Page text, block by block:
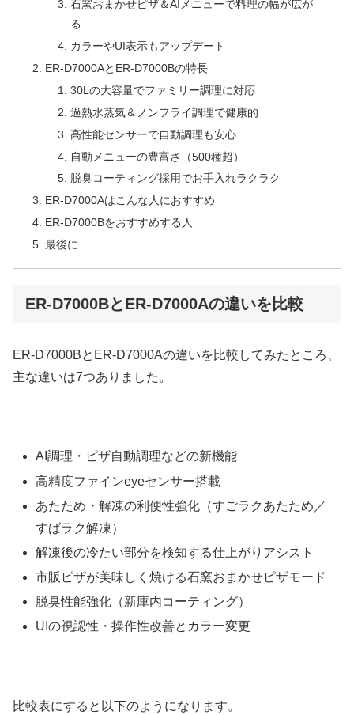
石窯おまかせピザ＆AIメニューで料理の幅が広が
る
カラーやUI表示もアップデート
ER-D7000AとER-D7000Bの特長
30Lの大容量でファミリー調理に対応
過熱水蒸気＆ノンフライ調理で健康的
高性能センサーで自動調理も安心
自動メニューの豊富さ（500種超）
脱臭コーティング採用でお手入れラクラク
ER-D7000Aはこんな人におすすめ
ER-D7000Bをおすすめする人
最後に
ER-D7000BとER-D7000Aの違いを比較
ER-D7000BとER-D7000Aの違いを比較してみたところ、
主な違いは7つありました。
AI調理・ピザ自動調理などの新機能
高精度ファインeyeセンサー搭載
あたため・解凍の利便性強化（すごラクあたため／
すばラク解凍）
解凍後の冷たい部分を検知する仕上がりアシスト
市販ピザが美味しく焼ける石窯おまかせピザモード
脱臭性能強化（新庫内コーティング）
UIの視認性・操作性改善とカラー変更
比較表にすると以下のようになります。